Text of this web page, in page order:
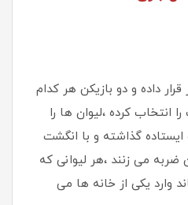
داده و دو بازیکن هر کدام
انتخاب کرده ،لیوان ها را
گذاشته و با انگشت
می زنند ،هر لیوانی که
وارد یکی از خانه ها می